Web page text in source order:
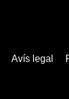
Avís legal